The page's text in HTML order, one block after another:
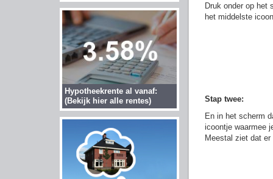
Hypotheekrente al vanaf:
(Bekijk hier alle rentes)
Druk onder op het
het middelste
Stap twee:
En in het scherm
icoontje waarmee
Meestal ziet dat